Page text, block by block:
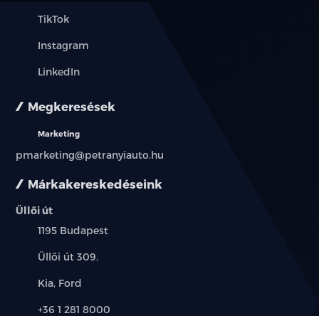
Márkakereskedéseink
Üllői út
Település:
1195 Budapest
Cím:
Üllői út 309.
Márkák:
Kia, Ford
Telefon:
+36 1 281 8000
TikTok
Instagram
LinkedIn
Megkeresések
Marketing
pmarketing@petranyiauto.hu